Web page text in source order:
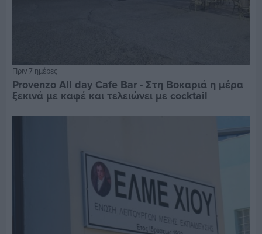
Πριν 7 ημέρες
Provenzo All day Cafe Bar - Στη Βοκαριά η μέρα
ξεκινά με καφέ και τελειώνει με cocktail